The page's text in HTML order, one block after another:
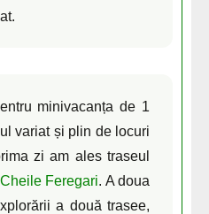
minivacanța de 1
variat și plin de locuri
zi am ales traseul
Feregari. A doua
a două trasee,